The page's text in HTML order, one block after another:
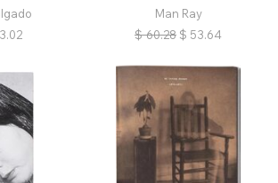
Man Ray
$ 60.28 $ 53.64